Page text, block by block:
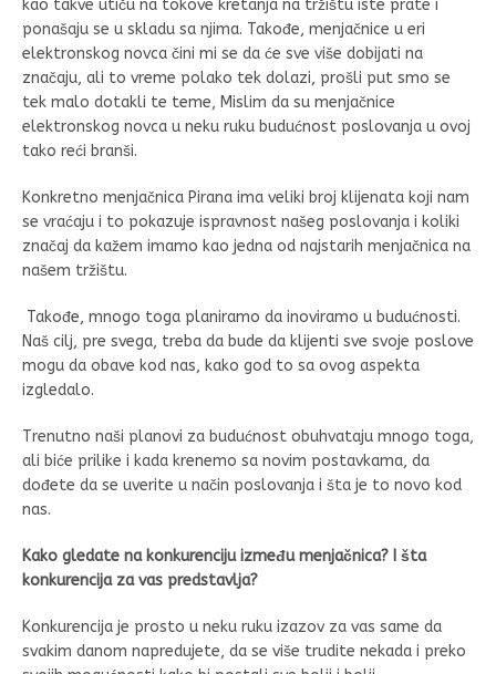
kao takve utiču na tokove kretanja na tržištu iste prate i
ponašaju se u skladu sa njima. Takođe, menjačnice u eri
elektronskog novca čini mi se da će sve više dobijati na
značaju, ali to vreme polako tek dolazi, prošli put smo se
tek malo dotakli te teme, Mislim da su menjačnice
elektronskog novca u neku ruku budućnost poslovanja u ovoj
tako reći branši.
Konkretno menjačnica Pirana ima veliki broj klijenata koji nam
se vraćaju i to pokazuje ispravnost našeg poslovanja i koliki
značaj da kažem imamo kao jedna od najstarih menjačnica na
našem tržištu.
Takođe, mnogo toga planiramo da inoviramo u budućnosti.
Naš cilj, pre svega, treba da bude da klijenti sve svoje poslove
mogu da obave kod nas, kako god to sa ovog aspekta
izgledalo.
Trenutno naši planovi za budućnost obuhvataju mnogo toga,
ali biće prilike i kada krenemo sa novim postavkama, da
dođete da se uverite u način poslovanja i šta je to novo kod
nas.
Kako gledate na konkurenciju između menjačnica? I šta
konkurencija za vas predstavlja?
Konkurencija je prosto u neku ruku izazov za vas same da
svakim danom napredujete, da se više trudite nekada i preko